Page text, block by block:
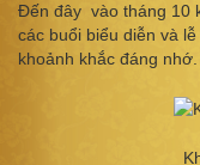
Đến đây vào tháng 10
các buổi biểu diễn và
khoảnh khắc đáng nhớ.